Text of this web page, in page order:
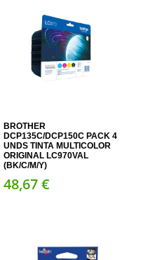
BROTHER
DCP135C/DCP150C PACK 4
UNDS TINTA MULTICOLOR
ORIGINAL LC970VAL
(BK/C/M/Y)
48,67€